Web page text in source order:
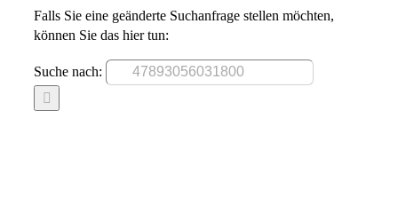
Falls Sie eine geänderte Suchanfrage stellen möchten,
können Sie das hier tun:
Suche nach: